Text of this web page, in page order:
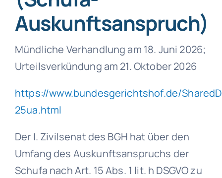
Auskunftsanspruch)
Mündliche Verhandlung am 18. Juni 2026;
Urteilsverkündung am 21. Oktober 2026
https://www.bundesgerichtshof.de/
25ua.html
Der I. Zivilsenat des BGH hat über den
Umfang des Auskunftsanspruchs der
Schufa nach Art. 15 Abs. 1 lit. h DSGVO zu